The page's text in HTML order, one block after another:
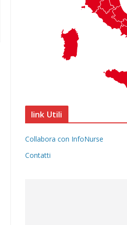
link Utili
Collabora con InfoNurse
Contatti